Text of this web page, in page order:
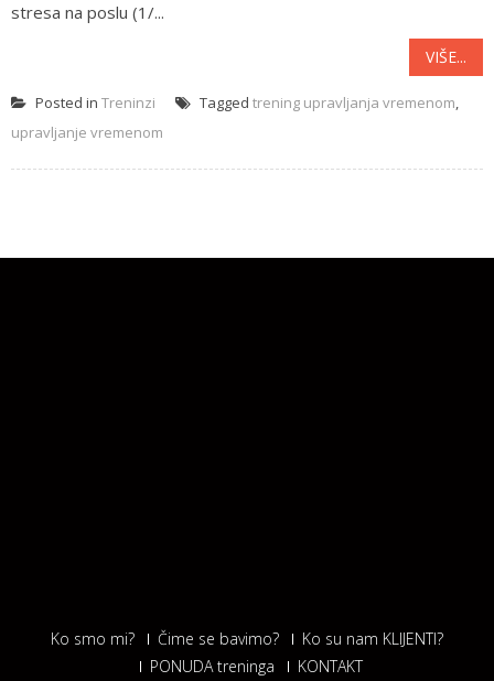
stresa na poslu (1/...
VIŠE...
Posted in Treninzi Tagged trening upravljanja vremenom,
upravljanje vremenom
Ko smo mi? Čime se bavimo?
Ko su nam KLIJENTI?
PONUDA treninga
KONTAKT